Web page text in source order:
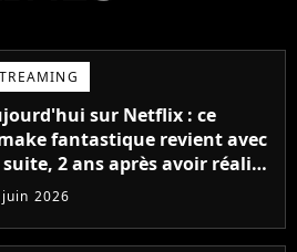
sur Netflix : ce
fantastique revient avec
suite, 2 ans après avoir réalisé
millions de vues et régné 6
dans le Top 10
2026